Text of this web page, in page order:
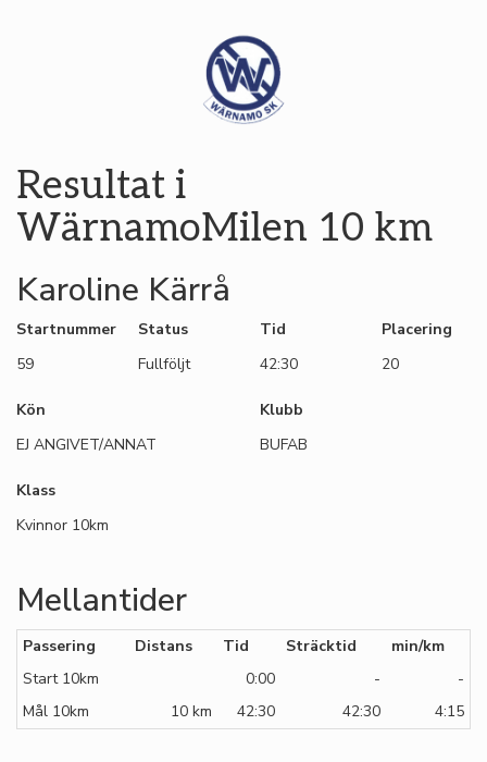
Resultat i
WärnamoMilen 10 km
Karoline Kärrå
Startnummer
59
Status
Fullföljt
Tid
42:30
Placering
20
Kön
EJ ANGIVET/ANNAT
Klubb
BUFAB
Klass
Kvinnor 10km
Mellantider
Passering Distans Tid Sträcktid
min/km
Start 10km
0:00 -
-
Mål 10km
10 km 42:30 42:30 4:15